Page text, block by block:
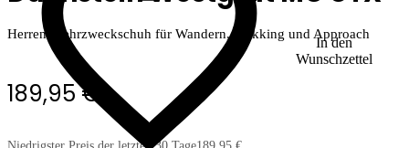
In den
Wunschzettel
Herren-Mehrzweckschuh für Wandern, Trekking und Approach
189,95 €